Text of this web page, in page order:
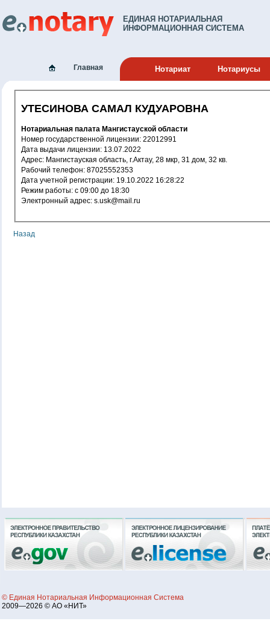
ЕДИНАЯ НОТАРИАЛЬНАЯ
ИНФОРМАЦИОННАЯ СИСТЕМА
Главная Нотариат Нотариусы
УТЕСИНОВА САМАЛ КУДУАРОВНА
Нотариальная палата Мангистауской области
Номер государственной лицензии: 22012991
Дата выдачи лицензии: 13.07.2022
Адрес: Мангистауская область, г.Актау, 28 мкр, 31 дом, 32 кв.
Рабочий телефон: 87025552353
Дата учетной регистрации: 19.10.2022 16:28:22
Режим работы: с 09:00 до 18:30
Электронный адрес: s.usk@mail.ru
Назад
© Единая Нотариальная Информационная Система
2009—2026 © АО «НИТ»